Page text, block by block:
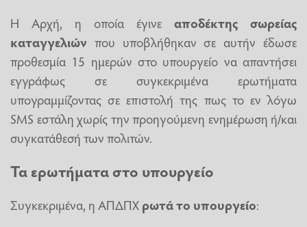
Η Αρχή, η οποία έγινε αποδέκτης σωρείας
καταγγελιών που υποβλήθηκαν σε αυτήν έδωσε
προθεσμία 15 ημερών στο υπουργείο να απαντήσει
εγγράφως σε συγκεκριμένα ερωτήματα
υπογραμμίζοντας σε επιστολή της πως το εν λόγω
SMS εστάλη χωρίς την προηγούμενη ενημέρωση ή/και
συγκατάθεσή των πολιτών.
Τα ερωτήματα στο υπουργείο
Συγκεκριμένα, η ΑΠΔΠΧρωτά το υπουργείο: